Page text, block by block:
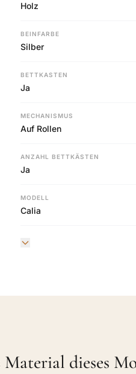
Holz
BEINFARBE
Silber
BETTKASTEN
Ja
MECHANISMUS
Auf Rollen
ANZAHL BETTKÄSTEN
Ja
MODELL
Calia
dieses